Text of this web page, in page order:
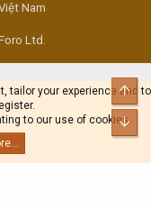
Nam
Ltd.
tailor your experience and to
to our use of cookies.
Top